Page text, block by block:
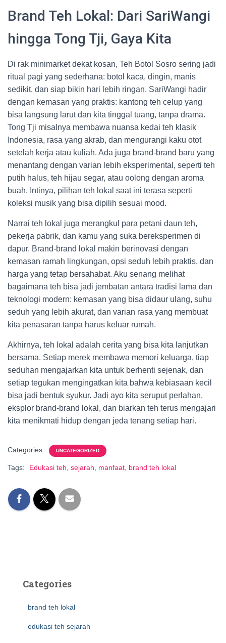
Brand Teh Lokal: Dari SariWangi
hingga Tong Tji, Gaya Kita
Di rak minimarket dekat kosan, Teh Botol Sosro sering jadi
ritual pagi yang sederhana: botol kaca, dingin, manis
sedikit, dan siap bikin hari lebih ringan. SariWangi hadir
dengan kemasan yang praktis: kantong teh celup yang
bisa langsung larut dan kita tinggal tuang, tanpa drama.
Tong Tji misalnya membawa nuansa kedai teh klasik
Indonesia, rasa yang akrab, dan mengurangi kaku otot
setelah kerja atau kuliah. Ada juga brand-brand baru yang
menantang dengan varian lebih eksperimental, seperti teh
putih halus, teh hijau segar, atau oolong dengan aroma
buah. Intinya, pilihan teh lokal saat ini terasa seperti
koleksi musik yang bisa dipilih sesuai mood.
Narrai teh lokal juga merangkul para petani daun teh,
pekerja pabrik, dan kamu yang suka bereksperimen di
dapur. Brand-brand lokal makin berinovasi dengan
kemasan ramah lingkungan, opsi seduh lebih praktis, dan
harga yang tetap bersahabat. Aku senang melihat
bagaimana teh bisa jadi jembatan antara tradisi lama dan
teknologi modern: kemasan yang bisa didaur ulang, suhu
seduh yang lebih akurat, dan varian rasa yang membuat
kita penasaran tanpa harus keluar rumah.
Akhirnya, teh lokal adalah cerita yang bisa kita lanjutkan
bersama. Setiap merek membawa memori keluarga, tiap
seduhan mengajarkan kita untuk berhenti sejenak, dan
setiap tegukan mengingatkan kita bahwa kebiasaan kecil
bisa jadi bentuk syukur. Jadi ayo kita seruput perlahan,
eksplor brand-brand lokal, dan biarkan teh terus mengajari
kita menikmati hidup dengan jeda tenang setiap hari.
Categories: UNCATEGORIZED
Tags: Edukasi teh, sejarah, manfaat, brand teh lokal
Categories
brand teh lokal
edukasi teh sejarah